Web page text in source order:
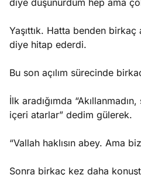
diye düşünürdüm hep ama
Yaşıttık. Hatta benden
diye hitap ederdi.
Bu son açılım sürecinde
İlk aradığımda
içeri atarlar” dedim gülerek.
“Vallah haklısın abey. Ama
Sonra birkaç kez daha